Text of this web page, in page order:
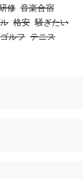
修 音楽合宿
格安 騒ぎたい
ゴルフ テニス